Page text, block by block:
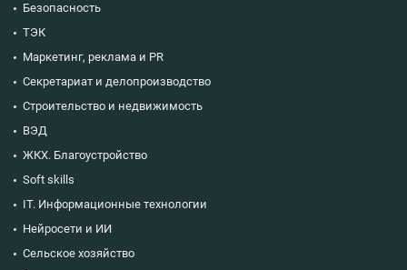
Безопасность
ТЭК
Маркетинг, реклама и PR
Секретариат и делопроизводство
Строительство и недвижимость
ВЭД
ЖКХ. Благоустройство
Soft skills
IT. Информационные технологии
Нейросети и ИИ
Сельское хозяйство